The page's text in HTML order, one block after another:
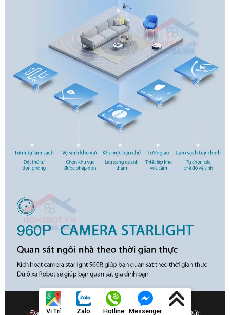
Vị Trí Zalo Hotline Messenger